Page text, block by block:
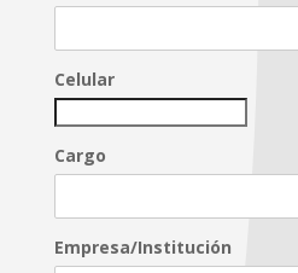
Celular
Cargo
Empresa/Institución